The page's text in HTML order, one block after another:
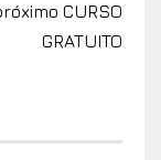
CURSO
GRATUITO